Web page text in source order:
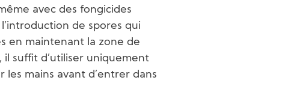
avec des fongicides
de spores qui
en maintenant la zone de
suffit d’utiliser uniquement
mains avant d’entrer dans